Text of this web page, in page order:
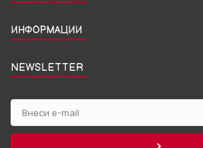
ИНФОРМАЦИИ
NEWSLETTER